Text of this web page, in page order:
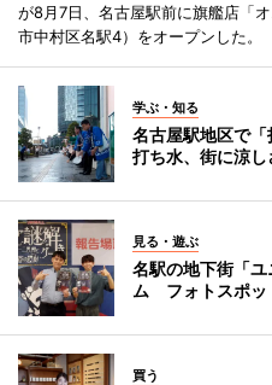
が8月7日、名古屋駅前に旗艦店「
市中村区名駅4）をオープンした。
学ぶ・知る
名古屋駅地区で
打ち水、街に涼し
見る・遊ぶ
名駅の地下街「
ム フォトスポッ
買う